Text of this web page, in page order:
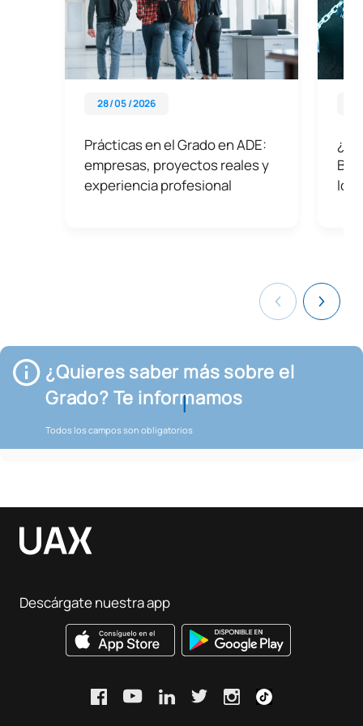
28 / 05 / 2026
Prácticas en el Grado en ADE:
empresas, proyectos reales y
experiencia profesional
los
¿Quieres saber más sobre el
Grado? Te informamos
Todos los campos son obligatorios
Descárgate nuestra app